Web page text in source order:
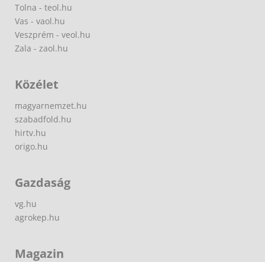
Tolna - teol.hu
Vas - vaol.hu
Veszprém - veol.hu
Zala - zaol.hu
Közélet
magyarnemzet.hu
szabadfold.hu
hirtv.hu
origo.hu
Gazdaság
vg.hu
agrokep.hu
Magazin